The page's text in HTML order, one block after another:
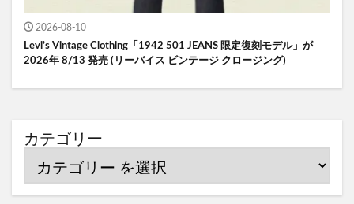
2026-08-10
Levi’s Vintage Clothing「1942 501 JEANS 限定復刻モデル」が
2026年 8/13 発売 (リーバイス ビンテージ クロージング)
カテゴリー